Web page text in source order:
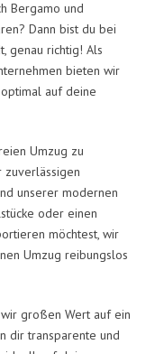
Bergamo und
Dann bist du bei
genau richtig! Als
bieten wir
auf deine
Umzug zu
zuverlässigen
unserer modernen
oder einen
möchtest, wir
Umzug reibungslos
großen Wert auf ein
dir transparente und